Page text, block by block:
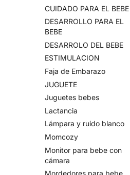
CUIDADO PARA EL BEBE
DESARROLLO PARA EL
BEBE
DESARROLO DEL BEBE
ESTIMULACION
Faja de Embarazo
JUGUETE
Juguetes bebes
Lactancia
Lámpara y ruido blanco
Momcozy
Monitor para bebe con
cámara
Mordedores para bebe